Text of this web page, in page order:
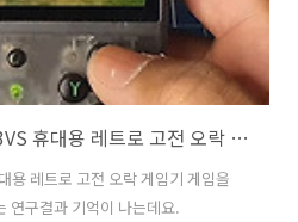
Anbernic RG353V RG353VS 휴대용 레트로 고전 오락 게임기
용 레트로 고전 오락 게임기 게임을
연구결과 기억이 나는데요.